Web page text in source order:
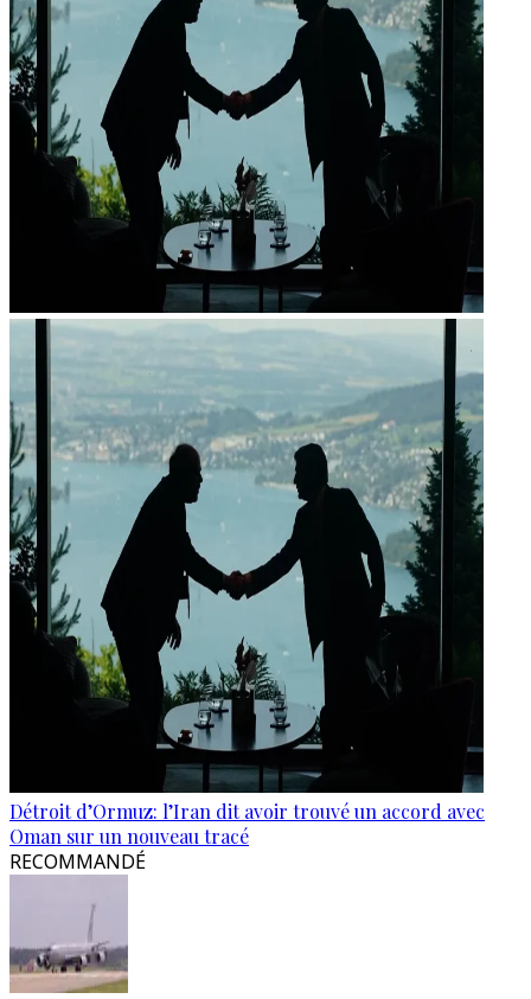
Détroit d’Ormuz: l’Iran dit avoir trouvé un accord avec
Oman sur un nouveau tracé
RECOMMANDÉ